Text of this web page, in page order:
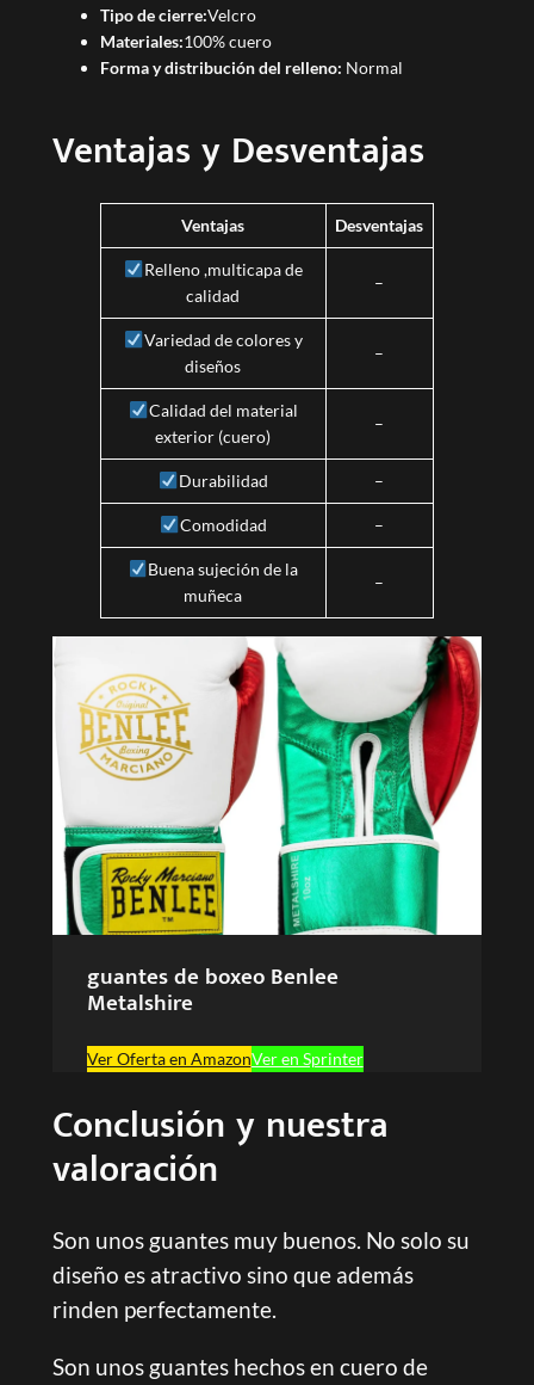
Tipo de cierre:Velcro
Materiales:100% cuero
Forma y distribución del relleno: Normal
Ventajas y Desventajas
Ventajas Desventajas
Relleno ,multicapa de
calidad
–
Variedad de colores y
diseños
–
Calidad del material
exterior (cuero)
–
Durabilidad –
Comodidad –
Buena sujeción de la
muñeca
–
guantes de boxeo Benlee
Metalshire
Ver Oferta en AmazonVer en Sprinter
Conclusión y nuestra
valoración
Son unos guantes muy buenos. No solo su
diseño es atractivo sino que además
rinden perfectamente.
Son unos guantes hechos en cuero de